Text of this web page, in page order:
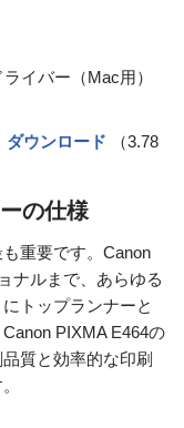
イバー（Mac用）
ダウンロード
（3.78
の仕様
重要です。Canon
ナルまで、あらゆる
トップランナーと
PIXMA E464の
質と効率的な印刷